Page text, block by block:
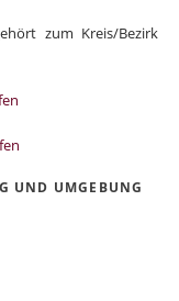
zum Kreis/Bezirk
UND UMGEBUNG